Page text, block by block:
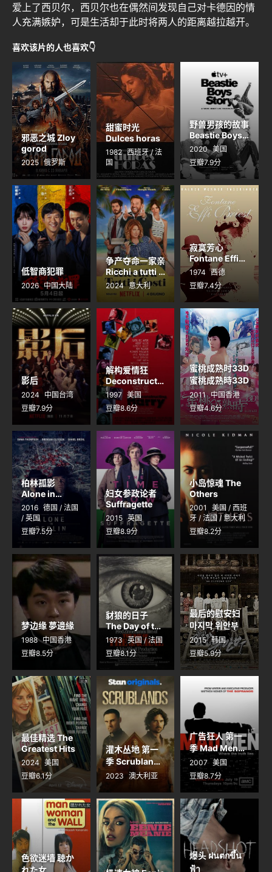
爱上了西贝尔，西贝尔也在偶然间发现自己对卡德因的情
人充满嫉妒，可是生活却于此时将两人的距离越拉越开。
喜欢该片的人也喜欢👇
邪恶之城 Zloy
gorod
2025 俄罗斯
甜蜜时光
Dulces horas
1982 西班牙 / 法
国
野兽男孩的故事
Beastie Boys
Story
2020 美国
豆瓣7.9分
低智商犯罪
2026 中国大陆
争产夺命一家亲
Ricchi a tutti i
costi
2024 意大利
寂寞芳心
Fontane Effi
Briest
1974
西德
豆瓣7.4分
影后
2024
中国台湾
豆瓣7.9分
解构爱情狂
Deconstructin
g Harry
1997 美国
豆瓣8.6分
蜜桃成熟时33D
蜜桃成熟時33D
2011 中国香港
豆瓣4.6分
柏林孤影
Alone in
Berlin
2016 德国 / 法国
/ 英国
豆瓣7.5分
妇女参政论者
Suffragette
2015 英国
豆瓣8.9分
小岛惊魂 The
Others
2001
美国 / 西班
牙 / 法国 / 意大利
豆瓣8.2分
梦边缘 夢邊緣
1988 中国香港
豆瓣8.5分
豺狼的日子
The Day of the
Jackal
1973 英国 / 法国
豆瓣8.1分
最后的慰安妇
마지막 위안부
2015 韩国
豆瓣5.9分
最佳精选 The
Greatest Hits
2024 美国
豆瓣6.1分
灌木丛地 第一
季 Scrublands
Season 1
2023 澳大利亚
广告狂人 第一
季 Mad Men
Season 1
2007 美国
豆瓣8.7分
色欲迷墙 聴か
れた女
爆头 ฝนตกขึ้น
ฟ้า